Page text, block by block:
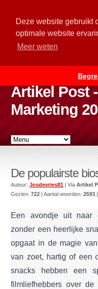
Deze website gebruikt
optimale website
Meer weten
Artikel Post
Marketing
De populairste
Auteur:Josdevries81 | ViaArtikel
Gezien:722 | Aantal woorden:2593
Een avondje uit naar
zonder een heerlijke
opgaat in de magie
van zoet, hartig of een
snacks hebben een
filmliefhebbers over